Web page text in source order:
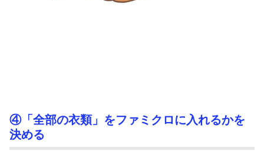
④「全部の衣類」をファミクロに入れるかを
決める